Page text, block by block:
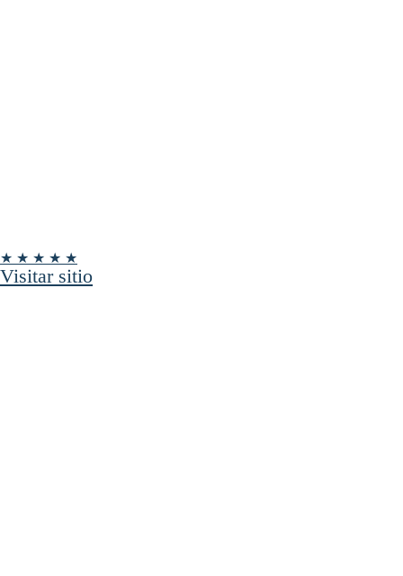
★ ★ ★ ★ ★
Visitar sitio